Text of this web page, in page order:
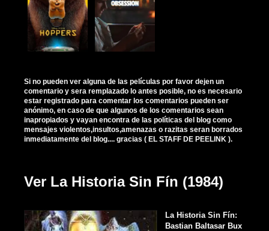
Si no pueden ver alguna de las películas por favor dejen un
comentario y sera remplazado lo antes posible, no es necesario
estar registrado para comentar los comentarios pueden ser
anónimo, en caso de que algunos de los comentarios sean
inapropiados y vayan encontra de las políticas del blog como
mensajes violentos,insultos,amenazas o razitas seran borrados
inmediatamente del blog.... gracias ( EL STAFF DE PEELINK ).
Ver La Historia Sin Fín (1984)
La Historia Sin Fín:
Bastian Baltasar Bux